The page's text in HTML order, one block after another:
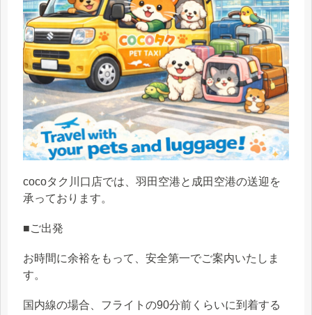
cocoタク川口店では、羽田空港と成田空港の送迎を
承っております。
■ご出発
お時間に余裕をもって、安全第一でご案内いたしま
す。
国内線の場合、フライトの90分前くらいに到着する